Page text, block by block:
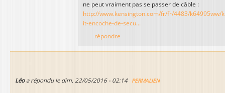
ne peut vraiment pas se passer de câble :
http://www.kensington.com/fr/fr/4483/k64995ww/k
it-encoche-de-secu...
répondre
Léoa répondu le dim, 22/05/2016 - 02:14 PERMALIEN